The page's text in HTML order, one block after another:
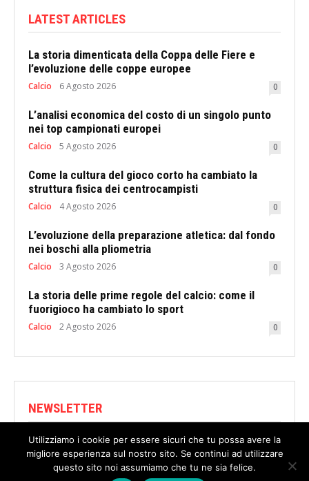
LATEST ARTICLES
La storia dimenticata della Coppa delle Fiere e
l’evoluzione delle coppe europee
Calcio 6 Agosto 2026 0
L’analisi economica del costo di un singolo punto
nei top campionati europei
Calcio 5 Agosto 2026 0
Come la cultura del gioco corto ha cambiato la
struttura fisica dei centrocampisti
Calcio 4 Agosto 2026 0
L’evoluzione della preparazione atletica: dal fondo
nei boschi alla pliometria
Calcio 3 Agosto 2026 0
La storia delle prime regole del calcio: come il
fuorigioco ha cambiato lo sport
Calcio 2 Agosto 2026 0
NEWSLETTER
Subscribe to stay updated.
SUBSCRIBE
Utilizziamo i cookie per essere sicuri che tu possa avere la
migliore esperienza sul nostro sito. Se continui ad utilizzare
questo sito noi assumiamo che tu ne sia felice.